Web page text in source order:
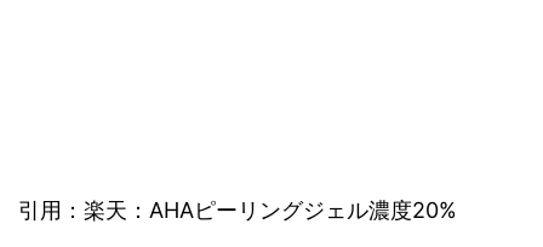
引用：楽天：AHAピーリングジェル濃度20%